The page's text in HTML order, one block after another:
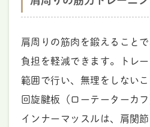
肩周りの筋肉を鍛えること
負担を軽減できます。トレ
範囲で行い、無理をしない
回旋腱板（ローテーターカ
インナーマッスルは、肩関